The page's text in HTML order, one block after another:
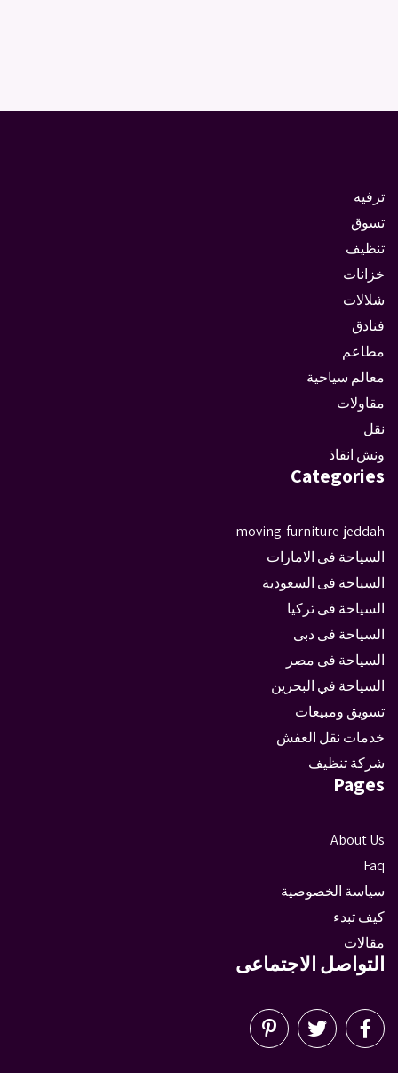
ترفيه
تسوق
تنظيف
خزانات
شلالات
فنادق
مطاعم
معالم سياحية
مقاولات
نقل
ونش انقاذ
Categories
moving-furniture-jeddah
السياحة فى الامارات
السياحة فى السعودية
السياحة فى تركيا
السياحة فى دبى
السياحة فى مصر
السياحة في البحرين
تسويق ومبيعات
خدمات نقل العفش
شركة تنظيف
Pages
About Us
Faq
سياسة الخصوصية
كيف تبدء
مقالات
التواصل الاجتماعى